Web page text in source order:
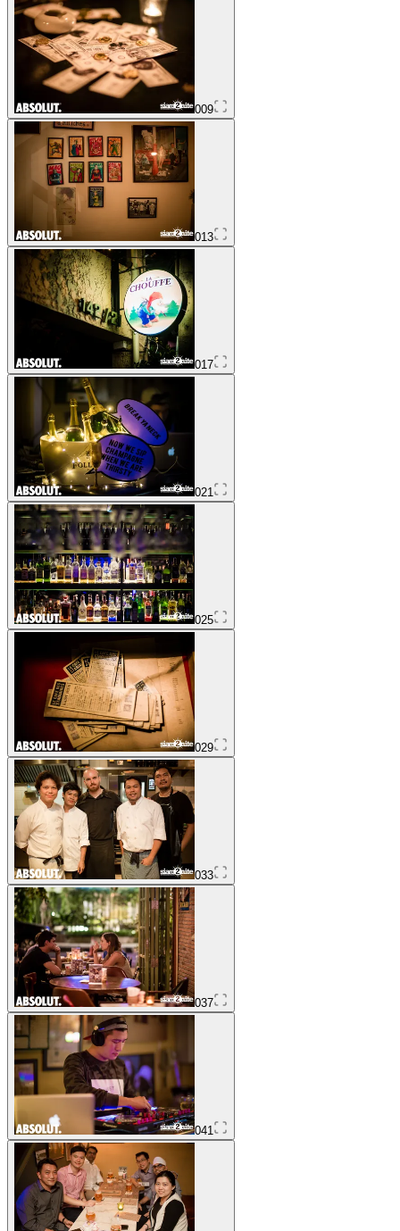
009
013
017
021
025
029
033
037
041